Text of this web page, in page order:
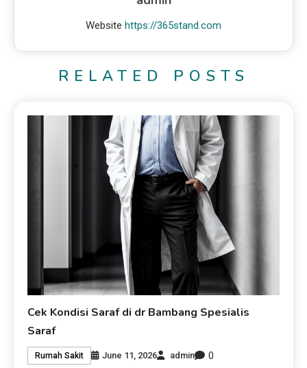
Website https://365stand.com
RELATED POSTS
Cek Kondisi Saraf di dr Bambang Spesialis
Saraf
Rumah Sakit June 11, 2026 admin 0